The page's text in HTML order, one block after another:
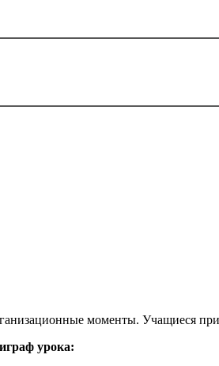
моменты. Учащиеся
урока: